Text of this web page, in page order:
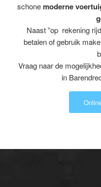
schone moderne
Naast ”op rekening
betalen of gebruik
Vraag naar de
in